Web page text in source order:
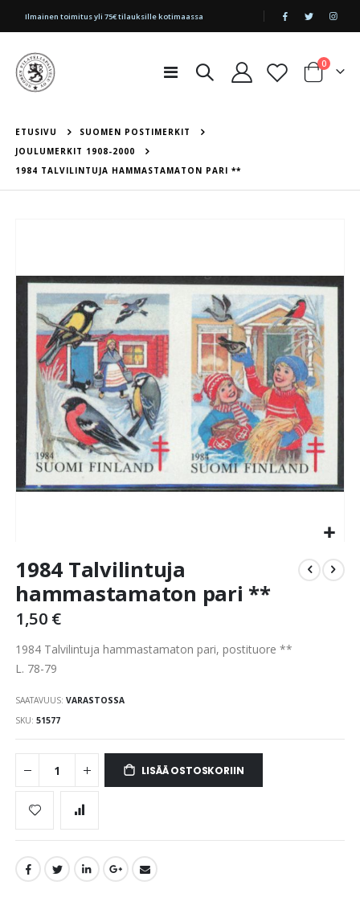
|
Ilmainen toimitus yli 75€ tilauksille kotimaassa
Toggle
Cart
0tuotetta
ETUSIVU
SUOMEN POSTIMERKIT
JOULUMERKIT 1908-2000
1984 TALVILINTUJA HAMMASTAMATON PARI **
end
images
gallery
to
the
beginning
of
images
gallery
1984 Talvilintuja
hammastamaton pari **
1,50 €
1984 Talvilintuja hammastamaton pari, postituore **
L. 78-79
SAATAVUUS: VARASTOSSA
SKU 51577
LISÄÄ OSTOSKORIIN